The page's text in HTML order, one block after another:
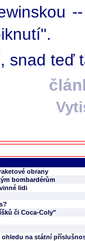
snad teď
obrany
bombardérům
lidi
či Coca-Coly"
ohledu na státní